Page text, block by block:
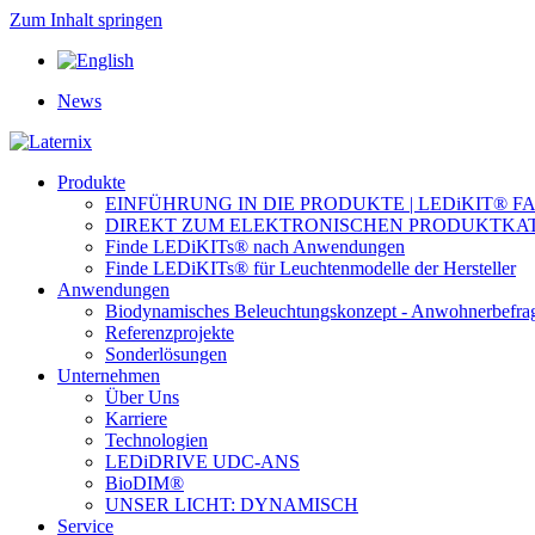
Zum Inhalt springen
News
Produkte
EINFÜHRUNG IN DIE PRODUKTE | LEDiKIT®
DIREKT ZUM ELEKTRONISCHEN
Finde LEDiKITs® nach Anwendungen
Finde LEDiKITs® für Leuchtenmodelle der Hersteller
Anwendungen
Biodynamisches Beleuchtungskonzept -
Referenzprojekte
Sonderlösungen
Unternehmen
Über Uns
Karriere
Technologien
LEDiDRIVE UDC-ANS
BioDIM®
UNSER LICHT: DYNAMISCH
Service